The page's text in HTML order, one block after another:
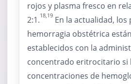
rojos y plasma fresco en
2:1.18,19 En la actualidad,
hemorragia obstétrica
establecidos con la
concentrado eritrocitario si
concentraciones de